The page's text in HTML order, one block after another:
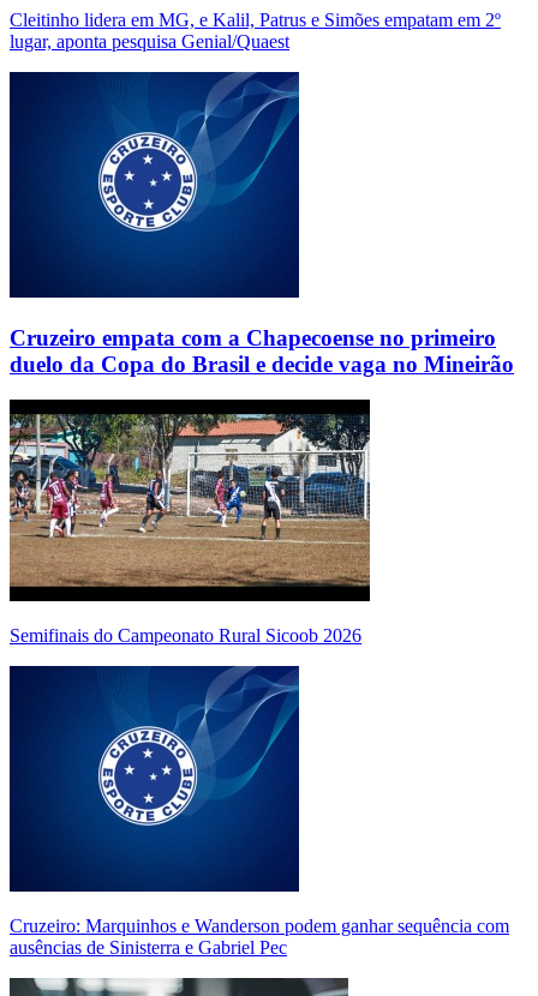
Cleitinho lidera em MG, e Kalil, Patrus e Simões empatam em 2º
lugar, aponta pesquisa Genial/Quaest
Cruzeiro empata com a Chapecoense no primeiro
duelo da Copa do Brasil e decide vaga no Mineirão
Semifinais do Campeonato Rural Sicoob 2026
Cruzeiro: Marquinhos e Wanderson podem ganhar sequência com
ausências de Sinisterra e Gabriel Pec